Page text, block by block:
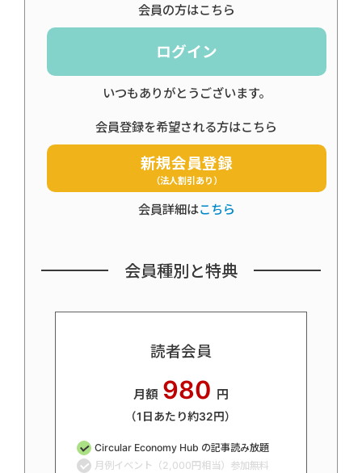
会員の方はこちら
ログイン
いつもありがとうございます。
会員登録を希望される方はこちら
新規会員登録
（法人割引あり）
会員詳細はこちら
会員種別と特典
読者会員
月額 980 円
（1日あたり約32円）
Circular Economy Hub の記事読み放題
月例イベント（2,000円相当）参加無料